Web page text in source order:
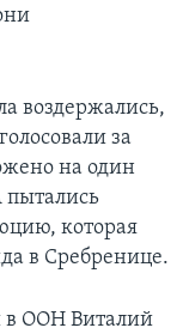
воздержались,
за
на один
которая
в Сребренице.
в ООН Виталий